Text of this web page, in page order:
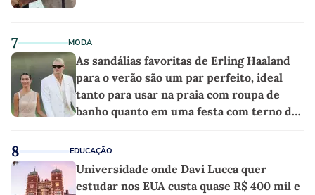
7 MODA
As sandálias favoritas de Erling Haaland
para o verão são um par perfeito, ideal
tanto para usar na praia com roupa de
banho quanto em uma festa com terno de
8 EDUCAÇÃO
Universidade onde Davi Lucca quer
estudar nos EUA custa quase R$ 400 mil e